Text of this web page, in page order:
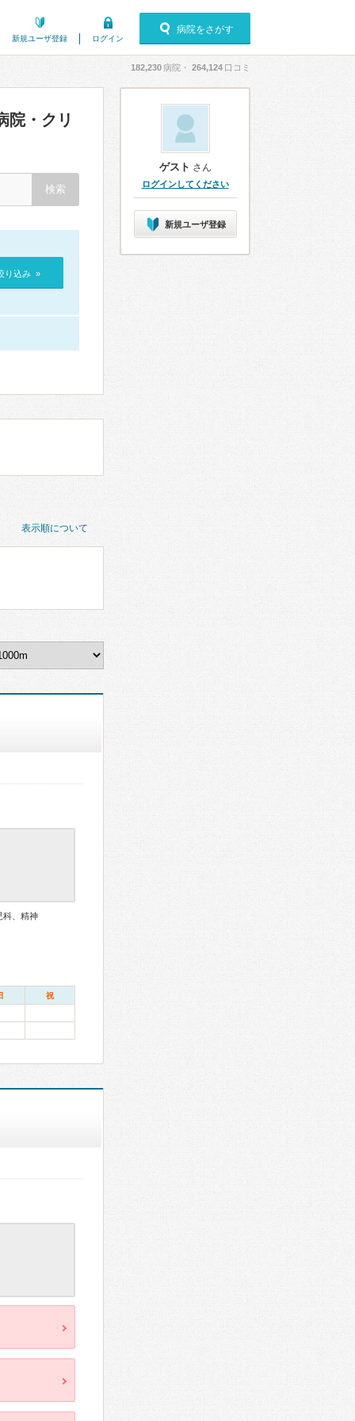
新規ユーザ登録 ログイン
病院をさがす
182,230病院・ 264,124 口コミ
院・クリ
り込み »
表示順について
科、精神
祝
ゲスト さん
ログインしてください
新規ユーザ登録